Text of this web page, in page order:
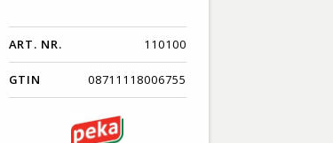
ART. NR. 110100
GTIN 08711118006755